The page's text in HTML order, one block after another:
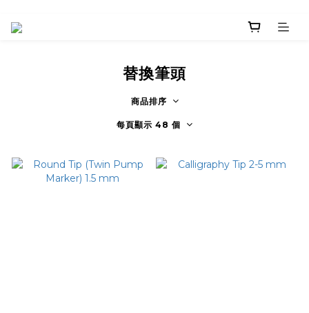
替換筆頭
商品排序
每頁顯示 48 個